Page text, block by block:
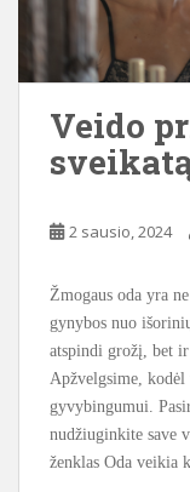
Veido
2 sausio, 2024
Žmogaus oda yra
gynybos nuo
atspindi grožį, bet
Apžvelgsime,
gyvybingumui.
nudžiuginkite save
ženklas Oda